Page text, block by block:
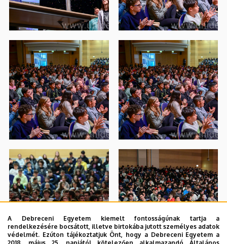
A Debreceni Egyetem kiemelt fontosságúnak tartja a
rendelkezésére bocsátott, illetve birtokába jutott személyes adatok
védelmét. Ezúton tájékoztatjuk Önt, hogy a Debreceni Egyetem a